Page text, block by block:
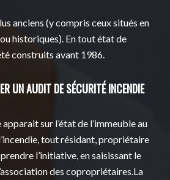
anciens (y compris ceux situés en
historiques). En tout état de
construits avant 1986.
UN AUDIT DE SÉCURITÉ INCENDIE
apparait sur l’état de l’immeuble au
tout résidant, propriétaire
l’initiative, en saisissant le
des copropriétaires.La